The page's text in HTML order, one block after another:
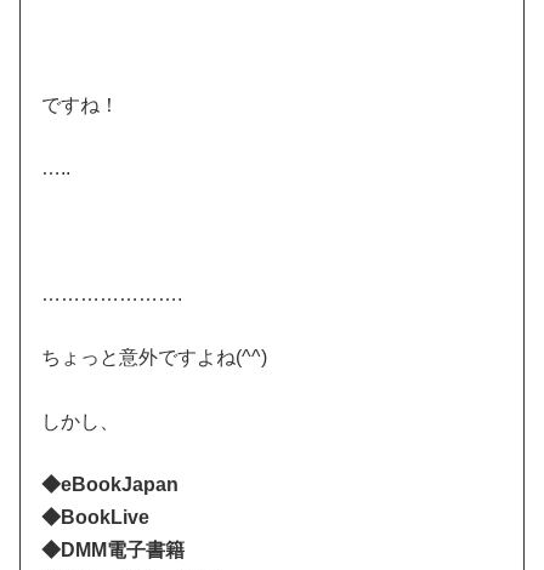
ですね！
…..
………………….
ちょっと意外ですよね(^^)
しかし、
◆eBookJapan
◆BookLive
◆DMM電子書籍